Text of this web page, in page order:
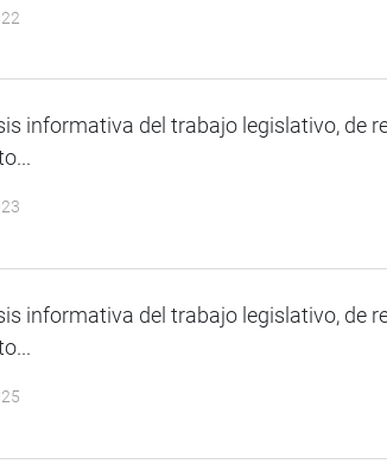
informativa del trabajo legislativo, de
informativa del trabajo legislativo, de